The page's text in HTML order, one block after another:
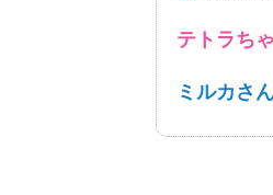
テトラち
ミルカさ